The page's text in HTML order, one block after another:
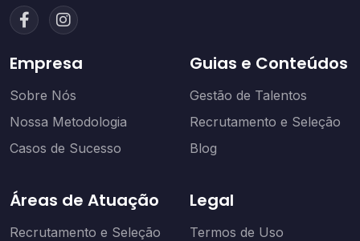
Empresa
Sobre Nós
Nossa Metodologia
Casos de Sucesso
Guias e Conteúdos
Gestão de Talentos
Recrutamento e Seleção
Blog
Áreas de Atuação
Recrutamento e Seleção
Legal
Termos de Uso